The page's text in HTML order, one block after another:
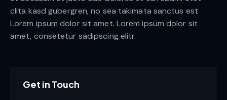
clita kasd gubergren, no sea takimata sanctus est
Lorem ipsum dolor sit amet. Lorem ipsum dolor sit
amet, consetetur sadipscing elitr.
Get in Touch